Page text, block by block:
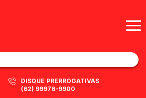
DISQUE PRERROGATIVAS
(62) 99976-9900